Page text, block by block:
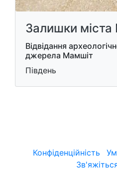
Залишки
Відвідання
джерела Мамшіт
Південь
Конфіденційність